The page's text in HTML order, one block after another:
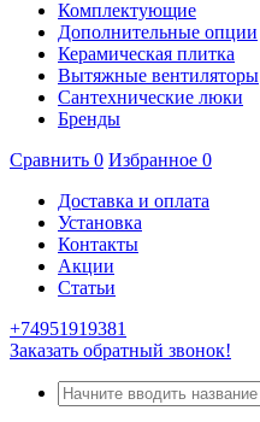
Комплектующие
Дополнительные опции
Керамическая плитка
Вытяжные вентиляторы
Сантехнические люки
Бренды
Сравнить 0 Избранное 0
Доставка и оплата
Установка
Контакты
Акции
Статьи
+74951919381
Заказать обратный звонок!